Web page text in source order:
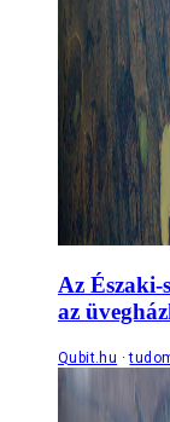
Az
az
Qubit.hu